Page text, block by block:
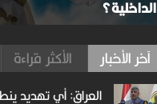
الداخلية؟
آخر الأخبار الأكثر قراءة
العراق: أي تهديد